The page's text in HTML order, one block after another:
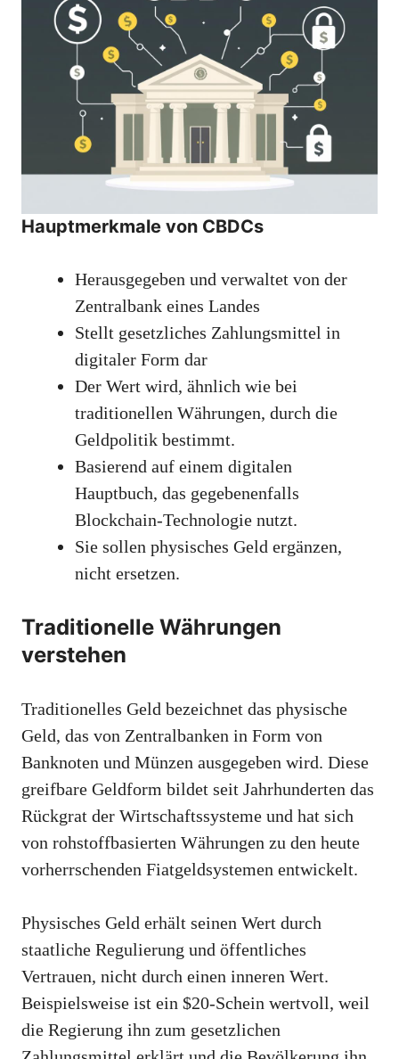
Hauptmerkmale von CBDCs
Herausgegeben und verwaltet von der
Zentralbank eines Landes
Stellt gesetzliches Zahlungsmittel in
digitaler Form dar
Der Wert wird, ähnlich wie bei
traditionellen Währungen, durch die
Geldpolitik bestimmt.
Basierend auf einem digitalen
Hauptbuch, das gegebenenfalls
Blockchain-Technologie nutzt.
Sie sollen physisches Geld ergänzen,
nicht ersetzen.
Traditionelle Währungen
verstehen
Traditionelles Geld bezeichnet das physische
Geld, das von Zentralbanken in Form von
Banknoten und Münzen ausgegeben wird. Diese
greifbare Geldform bildet seit Jahrhunderten das
Rückgrat der Wirtschaftssysteme und hat sich
von rohstoffbasierten Währungen zu den heute
vorherrschenden Fiatgeldsystemen entwickelt.
Physisches Geld erhält seinen Wert durch
staatliche Regulierung und öffentliches
Vertrauen, nicht durch einen inneren Wert.
Beispielsweise ist ein $20-Schein wertvoll, weil
die Regierung ihn zum gesetzlichen